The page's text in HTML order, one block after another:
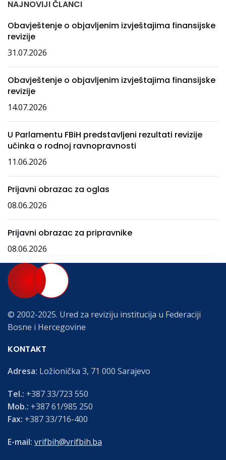
NAJNOVIJI ČLANCI
Obavještenje o objavljenim izvještajima finansijske
revizije
31.07.2026
Obavještenje o objavljenim izvještajima finansijske
revizije
14.07.2026
U Parlamentu FBiH predstavljeni rezultati revizije
učinka o rodnoj ravnopravnosti
11.06.2026
Prijavni obrazac za oglas
08.06.2026
Prijavni obrazac za pripravnike
08.06.2026
© 2002-2025. Ured za reviziju institucija u Federaciji
Bosne i Hercegovine
KONTAKT
Adresa: Ložionička 3, 71 000 Sarajevo
Tel.: +387 33/723 550
Mob.: +387 61/985 250
Fax: +387 33/716-400
E-mail: vrifbih@vrifbih.ba